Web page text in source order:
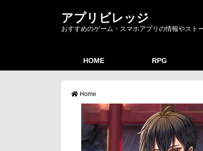
アプリビレッジ
おすすめのゲーム・スマホアプリの情報やスト
HOME RPG
Home